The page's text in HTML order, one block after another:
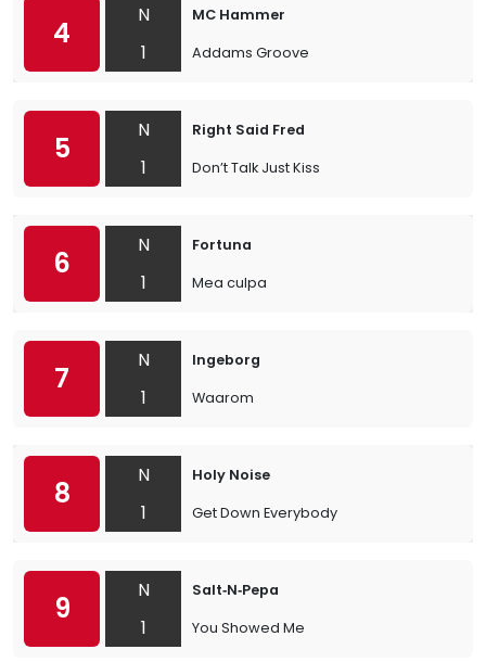
4
N
1
MC Hammer
Addams Groove
5
N
1
Right Said Fred
Don’t Talk Just Kiss
6
N
1
Fortuna
Mea culpa
7
N
1
Ingeborg
Waarom
8
N
1
Holy Noise
Get Down Everybody
9
N
1
Salt‐N‐Pepa
You Showed Me